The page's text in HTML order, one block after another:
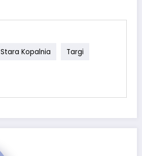
Stara Kopalnia Targi